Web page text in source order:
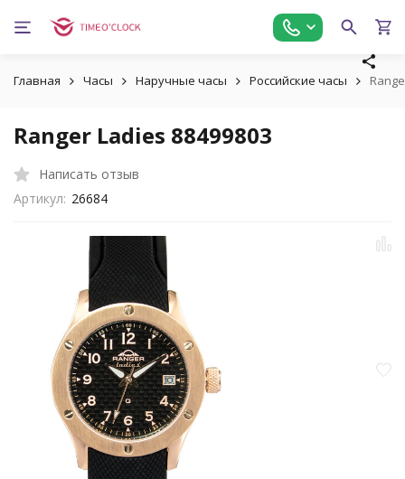
Главная Часы Наручные часы Российские часы
Ranger Ladies 88499803
Написать отзыв
Артикул: 26684